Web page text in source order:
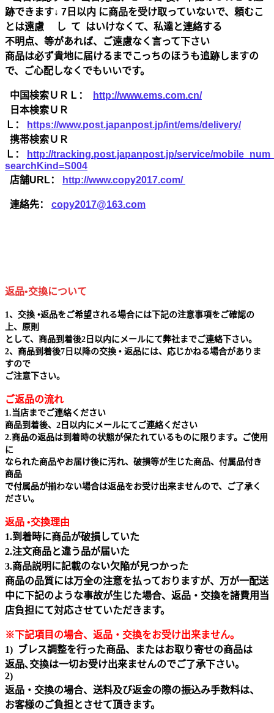
跡できます↓ 7日以内 に商品を受け取っていないで、頼むこ
とは遠慮 し て はいけなくて、私達と連絡する
不明点、等があれば、ご遠慮なく言って下さい
商品は必ず貴地に届けるまでこっちのほうも追跡しますの
で、ご心配しなくでもいいです。
中国検索ＵＲＬ：
http://www.ems.com.cn/
日本検索ＵＲ
Ｌ：
https://www.post.japanpost.jp/int/ems/delivery/
携帯検索ＵＲ
Ｌ：
http://tracking.post.japanpost.jp/service/
searchKind=S004
店舗URL：
http://www.copy2017.com/
連絡先： copy2017@163.com
返品•交換について
1、交換 •返品をご希望される場合には下記の注意事項をご確認の
上、原則
として、商品到着後2日以内にメールにて弊社までご連絡下さい。
2、商品到着後7日以降の交換 • 返品には、応じかねる場合がありま
すので
ご注意下さい。
ご返品の流れ
1.当店までご連絡ください
商品到着後、2日以内にメールにてご連絡ください
2.商品の返品は到着時の状態が保たれているものに限ります。ご使用
に
なられた商品やお届け後に汚れ、破損等が生じた商品、付属品付き
商品
で付属品が揃わない場合は返品をお受け出来ませんので、ご了承く
ださい。
返品 •交換理由
1.到着時に商品が破損していた
2.注文商品と違う品が届いた
3.商品説明に記載のない欠陥が見つかった
商品の品質には万全の注意を払っておりますが、万が一配送
中に下記のような事故が生じた場合、返品・交換を諸費用当
店負担にて対応させていただきます。
※下記項目の場合、返品・交換をお受け出来ません｡
1) ブレス調整を行った商品、またはお取り寄せの商品は
返品､交換は一切お受け出来ませんのでご了承下さい。
2)
返品・交換の場合、送料及び返金の際の振込み手数料は、
お客様のご負担とさせて頂きます。